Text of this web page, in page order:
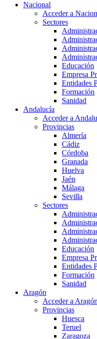
Nacional
Acceder a
Sectores
Educación
Empresa
Entidades
Formación
Sanidad
Andalucía
Acceder a
Provincias
Almería
Cádiz
Córdoba
Granada
Huelva
Jaén
Málaga
Sevilla
Sectores
Educación
Empresa
Entidades
Formación
Sanidad
Aragón
Acceder a Aragón
Provincias
Huesca
Teruel
Zaragoza